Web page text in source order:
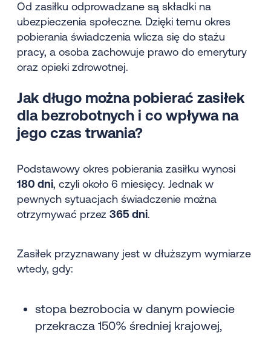
Od zasiłku odprowadzane są składki na
ubezpieczenia społeczne. Dzięki temu okres
pobierania świadczenia wlicza się do stażu
pracy, a osoba zachowuje prawo do emerytury
oraz opieki zdrowotnej.
Jak długo można pobierać zasiłek
dla bezrobotnych i co wpływa na
jego czas trwania?
Podstawowy okres pobierania zasiłku wynosi
180 dni, czyli około 6 miesięcy. Jednak w
pewnych sytuacjach świadczenie można
otrzymywać przez 365 dni.
Zasiłek przyznawany jest w dłuższym wymiarze
wtedy, gdy:
stopa bezrobocia w danym powiecie
przekracza 150% średniej krajowej,